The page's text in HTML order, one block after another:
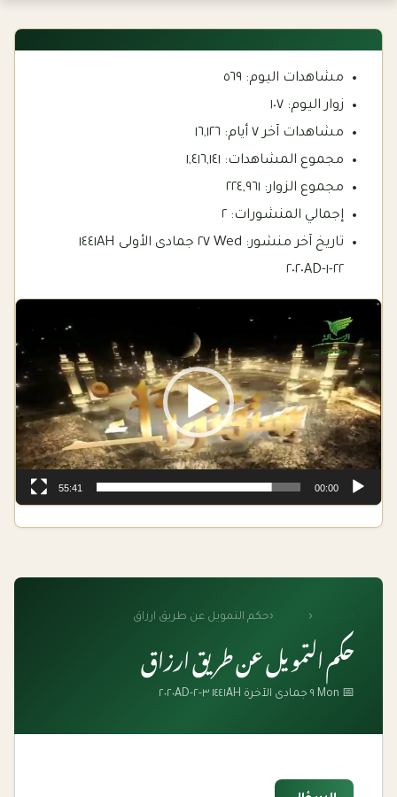
‹
‹حكم التمويل عن طريق ارزاق
حكم التمويل عن طريق ارزاق
📅 Mon ٩ جمادى الآخرة ١٤٤١AH ٣-٢-٢٠٢٠AD
مشاهدات اليوم: ٥٦٩
زوار اليوم:١٠٧
مشاهدات آخر ٧ أيام:
١٦,١٢٦
مجموع المشاهدات: ١,٤١٦,١٤١
مجموع الزوار: ٢٢٤,٩٦١
إجمالي المنشورات: ٢
تاريخ آخر منشور:
Wed ٢٧ جمادى الأولى ١٤٤١AH
٢٢-١-٢٠٢٠AD
Player
00:00
55:41